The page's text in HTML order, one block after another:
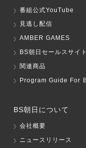
番組公式YouTube
見逃し配信
AMBER GAMES
BS朝日セールスサイト
関連商品
Program Guide For
BS朝日について
会社概要
ニュースリリース